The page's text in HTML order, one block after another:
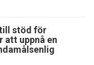
stöd för
uppnå en